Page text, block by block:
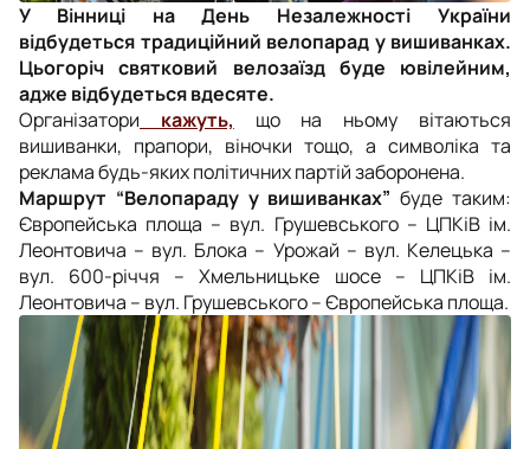
У Вінниці на День Незалежності України
відбудеться традиційний велопарад у вишиванках.
Цьогоріч святковий велозаїзд буде ювілейним,
адже відбудеться вдесяте.
Організатори кажуть, що на ньому вітаються
вишиванки, прапори, віночки тощо, а символіка та
реклама будь-яких політичних партій заборонена.
Маршрут “Велопараду у вишиванках” буде таким:
Європейська площа – вул. Грушевського – ЦПКіВ ім.
Леонтовича – вул. Блока – Урожай – вул. Келецька –
вул. 600-річчя – Хмельницьке шосе – ЦПКіВ ім.
Леонтовича – вул. Грушевського–Європейська площа.